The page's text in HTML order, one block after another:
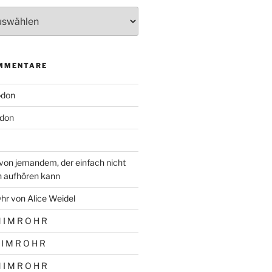
jemandem, der einfach nicht
aufhören kann
von Alice Weidel
I M R O H R
M R O H R
I M R O H R